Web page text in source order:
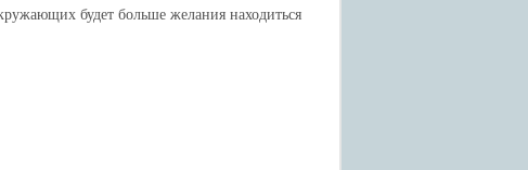
будет больше желания находиться